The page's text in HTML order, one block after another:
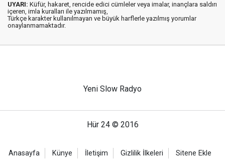
UYARI: Küfür, hakaret, rencide edici cümleler veya imalar, inançlara saldırı
içeren, imla kuralları ile yazılmamış,
Türkçe karakter kullanılmayan ve büyük harflerle yazılmış yorumlar
onaylanmamaktadır.
Yeni Slow Radyo
Hür 24 © 2016
Anasayfa Künye İletişim Gizlilik İlkeleri Sitene Ekle